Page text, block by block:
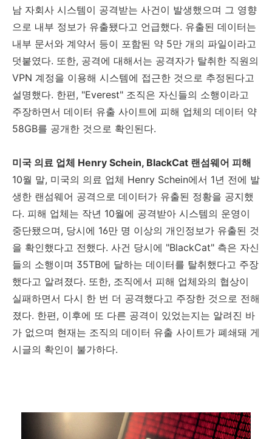
남 자회사 시스템이 공격받는 사건이 발생했으며 그 영향
으로 내부 정보가 유출됐다고 언급했다. 유출된 데이터는
내부 문서와 계약서 등이 포함된 약 5만 개의 파일이라고
덧붙였다. 또한, 공격에 대해서는 공격자가 탈취한 직원의
VPN 계정을 이용해 시스템에 접근한 것으로 추정된다고
설명했다. 한편, "Everest" 조직은 자신들의 소행이라고
주장하면서 데이터 유출 사이트에 피해 업체의 데이터 약
58GB를 공개한 것으로 확인된다.
미국 의료 업체 Henry Schein, BlackCat 랜섬웨어 피해
10월 말, 미국의 의료 업체 Henry Schein에서 1년 전에 발
생한 랜섬웨어 공격으로 데이터가 유출된 정황을 공지했
다. 피해 업체는 작년 10월에 공격받아 시스템의 운영이
중단됐으며, 당시에 16만 명 이상의 개인정보가 유출된 것
을 확인했다고 전했다. 사건 당시에 "BlackCat" 측은 자신
들의 소행이며 35TB에 달하는 데이터를 탈취했다고 주장
했다고 알려졌다. 또한, 조직에서 피해 업체와의 협상이
실패하면서 다시 한 번 더 공격했다고 주장한 것으로 전해
졌다. 한편, 이후에 또 다른 공격이 있었는지는 알려진 바
가 없으며 현재는 조직의 데이터 유출 사이트가 폐쇄돼 게
시글의 확인이 불가하다.